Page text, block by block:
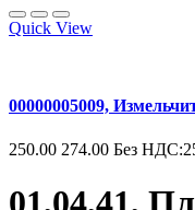
Quick View
00000005009,
250.00 274.00 Без